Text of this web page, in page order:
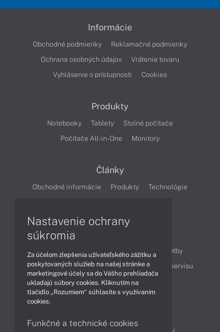
Informácie
Obchodné podmienky
Reklamačné podmienky
Ochrana osobných údajov
Vrátenie tovaru
Vyhlásenie o prístupnosti
Cookies
Produkty
Notebooky Tablety
Stolné počítače
Počítače All-in-One
Monitory
Články
Obchodné informácie Produkty
Technológie
Ako nakupovať
Možnosti doručenia a platby
Podpora a servis
Servisné služby Cenník servisu
Kontakty
Reklamácia tovaru
Nastavenie ochrany
súkromia
Za účelom zlepšenia užívateľského zážitku a
poskytovaných služieb na našej stránke a
marketingové účely sa do Vášho prehliadača
ukladajú súbory cookies. Kliknutím na
tlačidlo „Rozumiem“ súhlasíte s využívaním
cookies.
Funkčné a technické cookies